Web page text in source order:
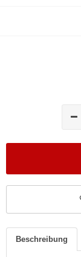
Beschreibung